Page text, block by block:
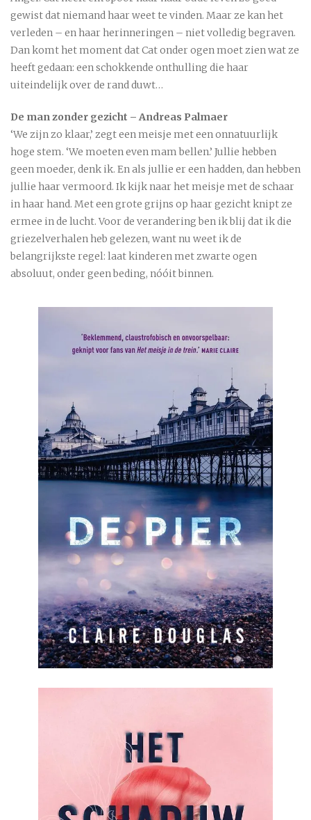
gewist dat niemand haar weet te vinden. Maar ze kan het
verleden – en haar herinneringen – niet volledig begraven.
Dan komt het moment dat Cat onder ogen moet zien wat ze
heeft gedaan: een schokkende onthulling die haar
uiteindelijk over de rand duwt…
De man zonder gezicht – Andreas Palmaer
‘We zijn zo klaar,’ zegt een meisje met een onnatuurlijk
hoge stem. ‘We moeten even mam bellen.’ Jullie hebben
geen moeder, denk ik. En als jullie er een hadden, dan hebben
jullie haar vermoord. Ik kijk naar het meisje met de schaar
in haar hand. Met een grote grijns op haar gezicht knipt ze
ermee in de lucht. Voor de verandering ben ik blij dat ik die
griezelverhalen heb gelezen, want nu weet ik de
belangrijkste regel: laat kinderen met zwarte ogen
absoluut, onder geen beding, nóóit binnen.